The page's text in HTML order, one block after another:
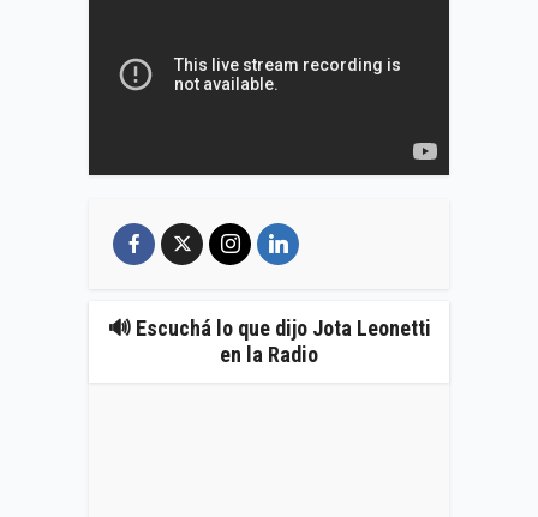
🔊 Escuchá lo que dijo Jota Leonetti
en la Radio